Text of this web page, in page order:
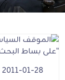
2011-01-28